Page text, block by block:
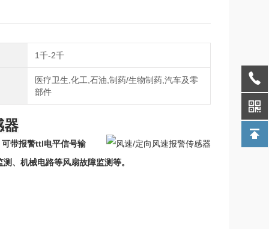
1千-2千
医疗卫生,化工,石油,制药/生物制药,汽车及零
部件
器
带报警ttl电平信号输
、机械电路等风扇故障监测等。